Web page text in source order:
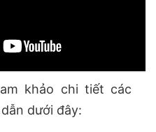
khảo chi tiết các
dưới đây: